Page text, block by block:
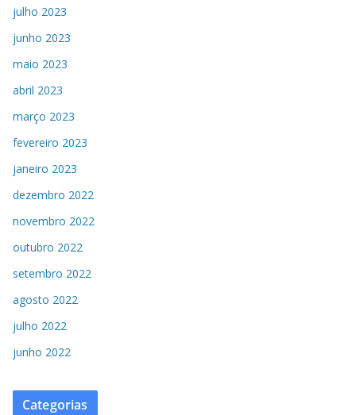
julho 2023
junho 2023
maio 2023
abril 2023
março 2023
fevereiro 2023
janeiro 2023
dezembro 2022
novembro 2022
outubro 2022
setembro 2022
agosto 2022
julho 2022
junho 2022
Categorias